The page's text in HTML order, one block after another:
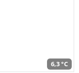
6,3 °C